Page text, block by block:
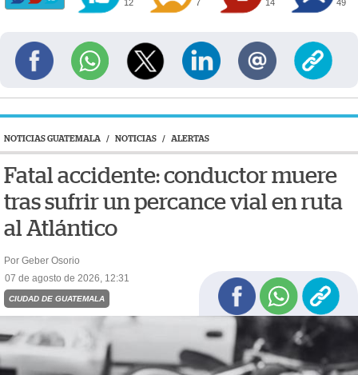
12 7 14 49
NOTICIAS GUATEMALA / NOTICIAS / ALERTAS
Fatal accidente: conductor muere
tras sufrir un percance vial en ruta
al Atlántico
Por Geber Osorio
07 de agosto de 2026, 12:31
CIUDAD DE GUATEMALA